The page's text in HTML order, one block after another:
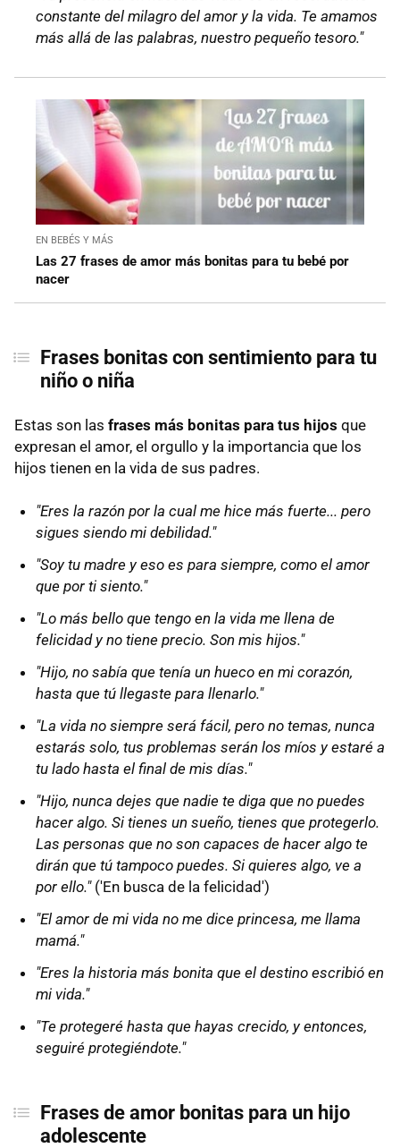
constante del milagro del amor y la vida. Te amamos
más allá de las palabras, nuestro pequeño tesoro."
EN BEBÉS Y MÁS
Las 27 frases de amor más bonitas para tu bebé por
nacer
Frases bonitas con sentimiento para tu
niño o niña
Estas son las frases más bonitas para tus hijos que
expresan el amor, el orgullo y la importancia que los
hijos tienen en la vida de sus padres.
"Eres la razón por la cual me hice más fuerte... pero
sigues siendo mi debilidad."
"Soy tu madre y eso es para siempre, como el amor
que por ti siento."
"Lo más bello que tengo en la vida me llena de
felicidad y no tiene precio. Son mis hijos."
"Hijo, no sabía que tenía un hueco en mi corazón,
hasta que tú llegaste para llenarlo."
"La vida no siempre será fácil, pero no temas, nunca
estarás solo, tus problemas serán los míos y estaré a
tu lado hasta el final de mis días."
"Hijo, nunca dejes que nadie te diga que no puedes
hacer algo. Si tienes un sueño, tienes que protegerlo.
Las personas que no son capaces de hacer algo te
dirán que tú tampoco puedes. Si quieres algo, ve a
por ello."('En busca de la felicidad')
"El amor de mi vida no me dice princesa, me llama
mamá."
"Eres la historia más bonita que el destino escribió en
mi vida."
"Te protegeré hasta que hayas crecido, y entonces,
seguiré protegiéndote."
Frases de amor bonitas para un hijo
adolescente